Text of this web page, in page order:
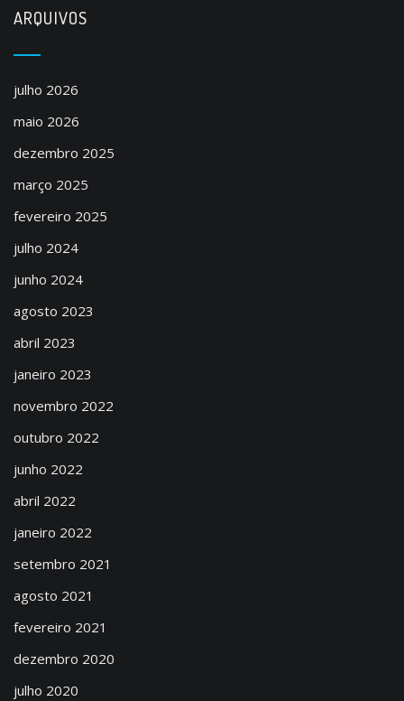
ARQUIVOS
julho 2026
maio 2026
dezembro 2025
março 2025
fevereiro 2025
julho 2024
junho 2024
agosto 2023
abril 2023
janeiro 2023
novembro 2022
outubro 2022
junho 2022
abril 2022
janeiro 2022
setembro 2021
agosto 2021
fevereiro 2021
dezembro 2020
julho 2020